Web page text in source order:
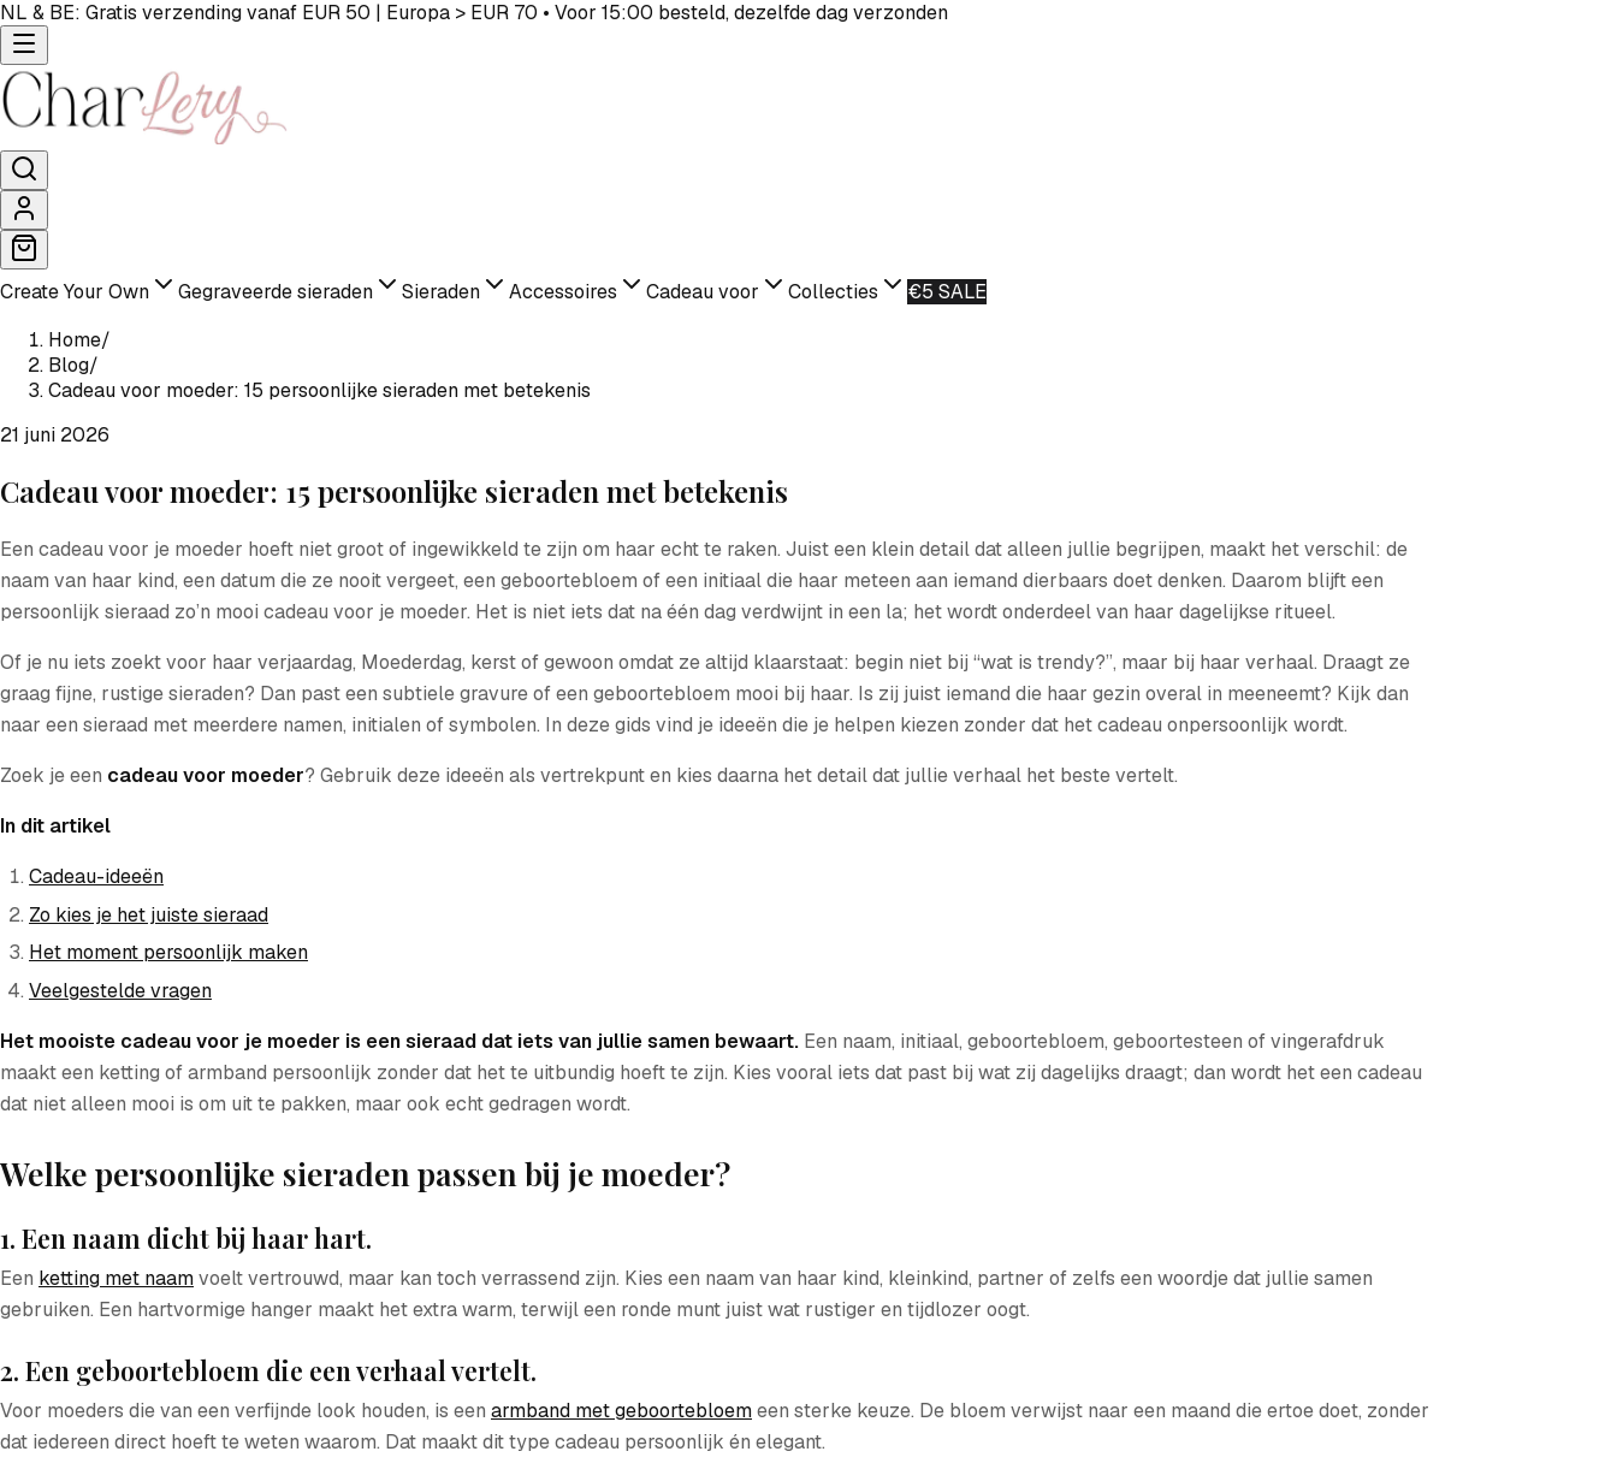
NL & BE: Gratis verzending vanaf EUR 50 | Europa > EUR 70 • Voor 15:00 besteld, dezelfde dag verzonden
Create Your Own Gegraveerde sieraden Sieraden Accessoires Cadeau voor Collecties
€5 SALE
Home/
Blog/
Cadeau voor moeder: 15 persoonlijke sieraden met betekenis
21 juni 2026
Cadeau voor moeder: 15 persoonlijke sieraden met betekenis
Een cadeau voor je moeder hoeft niet groot of ingewikkeld te zijn om haar echt te raken. Juist een klein detail dat alleen jullie begrijpen, maakt het verschil: de
naam van haar kind, een datum die ze nooit vergeet, een geboortebloem of een initiaal die haar meteen aan iemand dierbaars doet denken. Daarom blijft een
persoonlijk sieraad zo’n mooi cadeau voor je moeder. Het is niet iets dat na één dag verdwijnt in een la; het wordt onderdeel van haar dagelijkse ritueel.
Of je nu iets zoekt voor haar verjaardag, Moederdag, kerst of gewoon omdat ze altijd klaarstaat: begin niet bij “wat is trendy?”, maar bij haar verhaal. Draagt ze
graag fijne, rustige sieraden? Dan past een subtiele gravure of een geboortebloem mooi bij haar. Is zij juist iemand die haar gezin overal in meeneemt? Kijk dan
naar een sieraad met meerdere namen, initialen of symbolen. In deze gids vind je ideeën die je helpen kiezen zonder dat het cadeau onpersoonlijk wordt.
Zoek je een cadeau voor moeder? Gebruik deze ideeën als vertrekpunt en kies daarna het detail dat jullie verhaal het beste vertelt.
In dit artikel
Cadeau-ideeën
Zo kies je het juiste sieraad
Het moment persoonlijk maken
Veelgestelde vragen
Het mooiste cadeau voor je moeder is een sieraad dat iets van jullie samen bewaart. Een naam, initiaal, geboortebloem, geboortesteen of vingerafdruk
maakt een ketting of armband persoonlijk zonder dat het te uitbundig hoeft te zijn. Kies vooral iets dat past bij wat zij dagelijks draagt; dan wordt het een cadeau
dat niet alleen mooi is om uit te pakken, maar ook echt gedragen wordt.
Welke persoonlijke sieraden passen bij je moeder?
1. Een naam dicht bij haar hart.
Een ketting met naamvoelt vertrouwd, maar kan toch verrassend zijn. Kies een naam van haar kind, kleinkind, partner of zelfs een woordje dat jullie samen
gebruiken. Een hartvormige hanger maakt het extra warm, terwijl een ronde munt juist wat rustiger en tijdlozer oogt.
2. Een geboortebloem die een verhaal vertelt.
Voor moeders die van een verfijnde look houden, is een armband met geboortebloemeen sterke keuze. De bloem verwijst naar een maand die ertoe doet, zonder
dat iedereen direct hoeft te weten waarom. Dat maakt dit type cadeau persoonlijk én elegant.